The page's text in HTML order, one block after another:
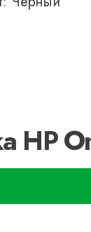
HP